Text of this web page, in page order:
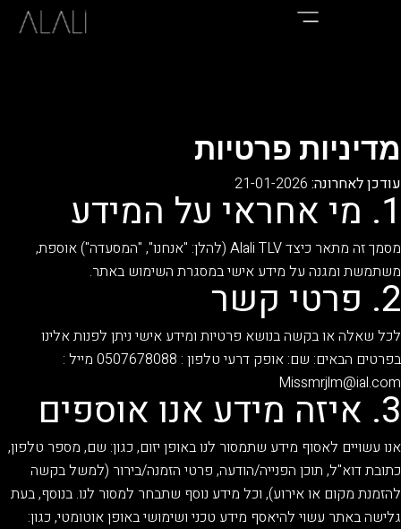
מדיניות פרטיות
עודכן לאחרונה:
1. מי אחראי על המידע
מסמך זה מתאר כיצד Alali TLV (להלן: "אנחנו", "המסעדה") אוספת,
משתמשת ומגנה על מידע אישי במסגרת השימוש באתר.
2. פרטי קשר
לכל שאלה או בקשה בנושא פרטיות ומידע אישי ניתן לפנות אלינו
בפרטים הבאים: שם: אופק דרעי טלפון : 0507678088 מייל :
Missmrjlm@ial.com
3. איזה מידע אנו אוספים
אנו עשויים לאסוף מידע שתמסור לנו באופן יזום, כגון: שם, מספר טלפון,
כתובת דוא"ל, תוכן הפנייה/הודעה, פרטי הזמנה/בירור (למשל בקשה
להזמנת מקום או אירוע), וכל מידע נוסף שתבחר למסור לנו. בנוסף, בעת
גלישה באתר עשוי להיאסף מידע טכני ושימושי באופן אוטומטי, כגון: